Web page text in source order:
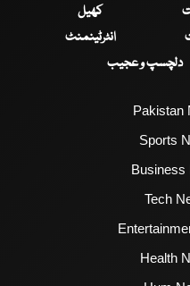
کھیل
انٹرٹینمنٹ
دلچسپ و عجیب
Pakistan
Sports
Business
Tech
Health